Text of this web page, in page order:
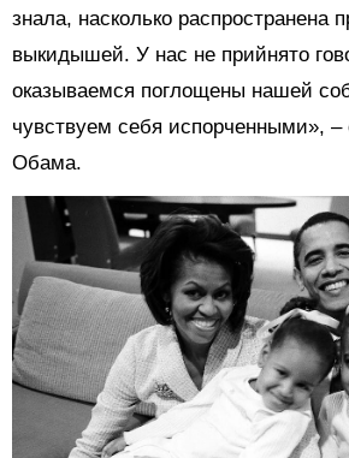
знала, насколько распространена
выкидышей. У нас не прийнято
оказываемся поглощены нашей
чувствуем себя испорченными»,
Обама.